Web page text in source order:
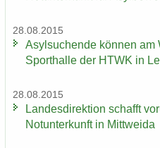
28.08.2015
Asyl­su­chen­de kön­nen am
Sport­hal­le der HTWK in
28.08.2015
Lan­des­di­rek­ti­on schafft
Notunterkunft in Mitt­wei­da